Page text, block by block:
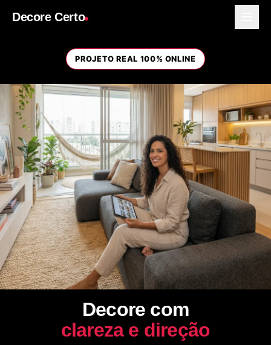
Decore Certo
PROJETO REAL 100% ONLINE
Decore com
clareza e direção